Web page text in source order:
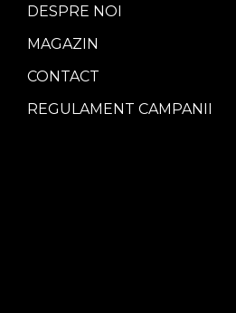
DESPRE NOI
MAGAZIN
CONTACT
REGULAMENT CAMPANII